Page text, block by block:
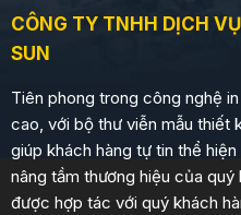
CÔNG TY TNHH DỊCH
SUN
Tiên phong trong công nghệ
cao, với bộ thư viễn mẫu thiết
giúp khách hàng tự tin thể
nâng tầm thương hiệu của quý
được hợp tác với quý khách